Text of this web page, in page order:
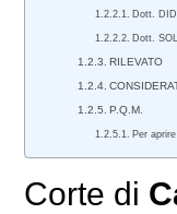
Dott.
Dott.
RILEVATO
P.Q.M.
Per
Corte di